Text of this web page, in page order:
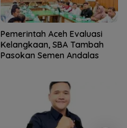
Pemerintah Aceh Evaluasi
Kelangkaan, SBA Tambah
Pasokan Semen Andalas